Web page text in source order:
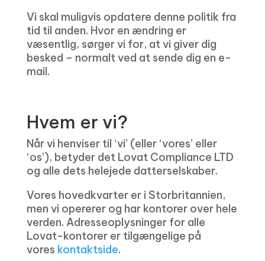
Vi skal muligvis opdatere denne politik fra
tid til anden. Hvor en ændring er
væsentlig, sørger vi for, at vi giver dig
besked – normalt ved at sende dig en e-
mail.
Hvem er vi?
Når vi henviser til ‘vi’ (eller ‘vores’ eller
‘os’), betyder det Lovat Compliance LTD
og alle dets helejede datterselskaber.
Vores hovedkvarter er i Storbritannien,
men vi opererer og har kontorer over hele
verden. Adresseoplysninger for alle
Lovat-kontorer er tilgængelige på
vores kontaktside.